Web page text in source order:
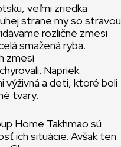
veľmi zriedka
strane my so stravou
rozličné zmesi
smažená ryba.
zmesí
Napriek
a deti, ktoré boli
tvary.
Home Takhmao sú
ich situácie. Avšak ten